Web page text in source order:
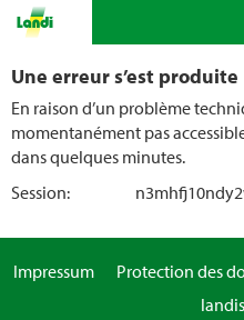
Une erreur s’est produite
En raison d’un problème
momentanément pas
dans quelques minutes.
Session:
Impressum Protection des